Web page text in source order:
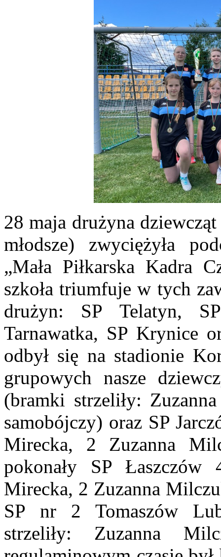
28 maja drużyna
młodsze) zwyciężyła
„Mała Piłkarska Kadra
szkoła triumfuje w tych
drużyn: SP Telatyn,
Tarnawatka, SP Krynice
odbył się na stadionie
grupowych nasze
(bramki strzeliły:
samobójczy) oraz SP
Mirecka, 2 Zuzanna
pokonały SP
Mirecka, 2 Zuzanna
SP nr 2 Tomaszów
strzeliły: Zuzanna